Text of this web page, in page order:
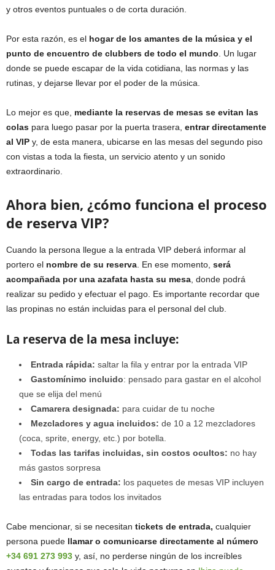
y otros eventos puntuales o de corta duración.
Por esta razón, es el hogar de los amantes de la música y el
punto de encuentro de clubbers de todo el mundo . Un lugar
donde se puede escapar de la vida cotidiana, las normas y las
rutinas, y dejarse llevar por el poder de la música.
Lo mejor es que, mediante la reservas de mesas se evitan las
colas para luego pasar por la puerta trasera, entrar directamente
al VIP y, de esta manera, ubicarse en las mesas del segundo piso
con vistas a toda la fiesta, un servicio atento y un sonido
extraordinario.
Ahora bien, ¿cómo funciona el proceso
de reserva VIP?
Cuando la persona llegue a la entrada VIP deberá informar al
portero el nombre de su reserva . En ese momento, será
acompañada por una azafata hasta su mesa , donde podrá
realizar su pedido y efectuar el pago. Es importante recordar que
las propinas no están incluidas para el personal del club.
La reserva de la mesa incluye:
Entrada rápida: saltar la fila y entrar por la entrada VIP
Gastomínimo incluido: pensado para gastar en el alcohol
que se elija del menú
Camarera designada: para cuidar de tu noche
Mezcladores y agua incluidos: de 10 a 12 mezcladores
(coca, sprite, energy, etc.) por botella.
Todas las tarifas incluidas, sin costos ocultos: no hay
más gastos sorpresa
Sin cargo de entrada: los paquetes de mesas VIP incluyen
las entradas para todos los invitados
Cabe mencionar, si se necesitan tickets de entrada, cualquier
persona puede llamar o comunicarse directamente al número
+34 691 273 993 y, así, no perderse ningún de los increíbles